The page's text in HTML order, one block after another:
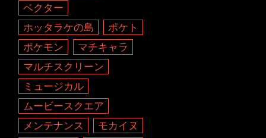
ベクター
ホッタラケの島
ポケト
ポケモン
マチキャラ
マルチスクリーン
ミュージカル
ムービースクエア
メンテナンス
モカイヌ